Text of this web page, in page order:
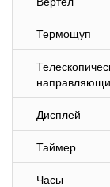
Термощуп
Дисплей
Таймер
Часы